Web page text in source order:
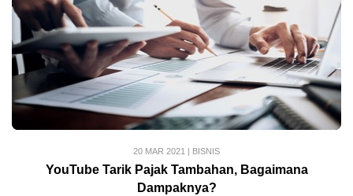
20 MAR 2021 | BISNIS
YouTube Tarik Pajak Tambahan, Bagaimana
Dampaknya?